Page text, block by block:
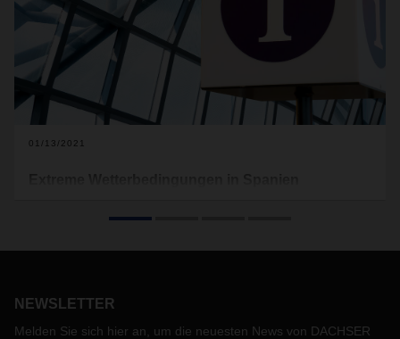
01/13/2021
von der DGT auferlegt wurden.
NEWSLETTER
Melden Sie sich hier an, um die neuesten News von DACHSER